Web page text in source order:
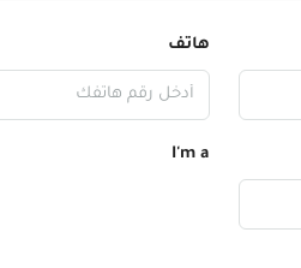
هاتف
I'm a